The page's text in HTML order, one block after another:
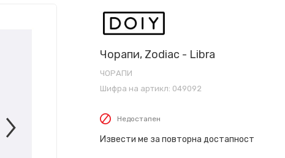
Чорапи, Zodiac - Libra
ЧОРАПИ
Шифра на артикл: 049092
Недостапен
Извести ме за повторна достапност